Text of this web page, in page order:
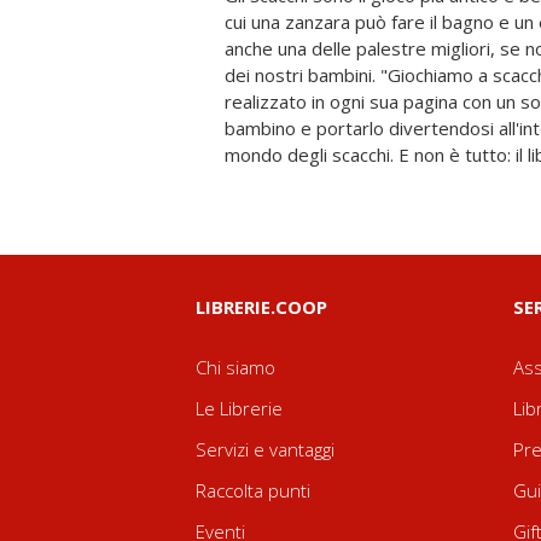
cui una zanzara può fare il bagno e
anche una delle palestre migliori, se
dei nostri bambini. "Giochiamo a
realizzato in ogni sua pagina con un
bambino e portarlo divertendosi
mondo degli scacchi. E non è tutto: il
passione con i figli. Imparare il
scacchi e le regole fondamentali
facile: lasciatevi guidare dalla volpe
delle 64 case e poi mettetevi alla
preparati per voi da un vero Grande
LIBRERIE.COOP
Chi siamo
Le Librerie
Servizi e vantaggi
Raccolta punti
Eventi